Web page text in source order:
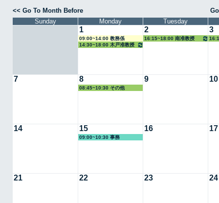
<< Go To Month Before
Sunday
Monday Tuesday
1
09:00~14:00 教務係
14:30~18:00 木戸准教授
2
16:15~18:00 南准教授
3
7 8
08:45~10:30 その他
9 10
14 15
09:00~10:30 事務
16 17
21 22 23 24